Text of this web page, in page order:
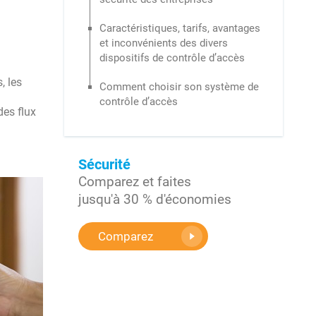
les
flux
Caractéristiques, tarifs, avantages
et inconvénients des divers
dispositifs de contrôle d’accès
Comment choisir son système de
contrôle d’accès
Sécurité
Comparez et faites
jusqu'à 30 % d'économies
Comparez